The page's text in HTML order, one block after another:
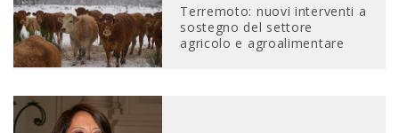
Terremoto: nuovi interventi a
sostegno del settore
agricolo e agroalimentare